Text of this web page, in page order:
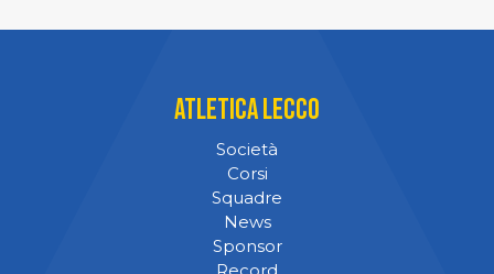
Atletica Lecco
Società
Corsi
Squadre
News
Sponsor